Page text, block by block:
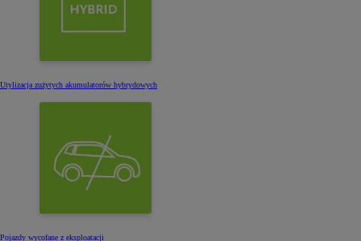
Utylizacja zużytych akumulatorów hybrydowych
Pojazdy wycofane z eksploatacji